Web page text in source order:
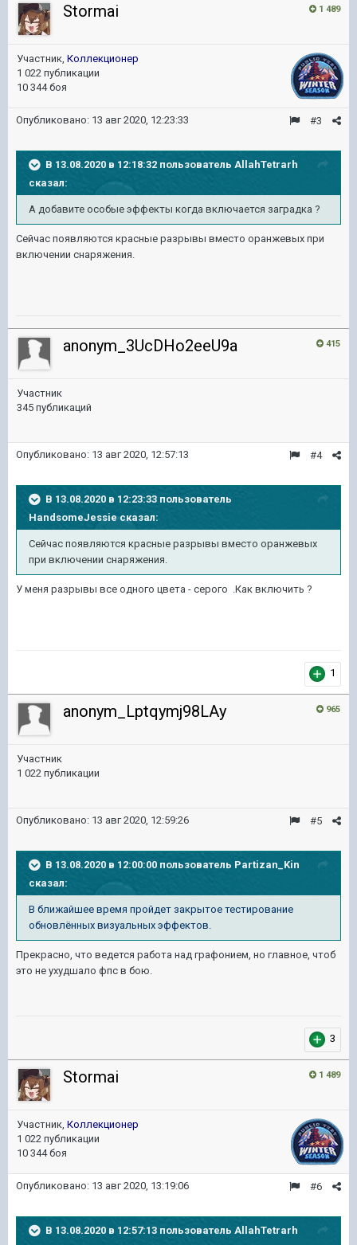
1 489
Stormai
Участник, Коллекционер
1 022 публикации
10 344 боя
#3
Опубликовано: 13 авг 2020, 12:23:33
В 13.08.2020 в 12:18:32 пользователь AllahTetrarh
сказал:
А добавите особые эффекты когда включается заградка ?
Сейчас появляются красные разрывы вместо оранжевых при
включении снаряжения.
415
anonym_3UcDHo2eeU9a
Участник
345 публикаций
#4
Опубликовано: 13 авг 2020, 12:57:13
В 13.08.2020 в 12:23:33 пользователь
HandsomeJessieсказал:
Сейчас появляются красные разрывы вместо оранжевых
при включении снаряжения.
У меня разрывы все одного цвета - серого .Как включить ?
1
965
anonym_Lptqymj98LAy
Участник
1 022 публикации
#5
Опубликовано: 13 авг 2020, 12:59:26
В 13.08.2020 в 12:00:00 пользователь Partizan_Kin
сказал:
В ближайшее время пройдет закрытое тестирование
обновлённых визуальных эффектов.
Прекрасно, что ведется работа над графонием, но главное, чтоб
это не ухудшало фпс в бою.
3
1 489
Stormai
Участник, Коллекционер
1 022 публикации
10 344 боя
#6
Опубликовано: 13 авг 2020, 13:19:06
В 13.08.2020 в 12:57:13 пользователь AllahTetrarh